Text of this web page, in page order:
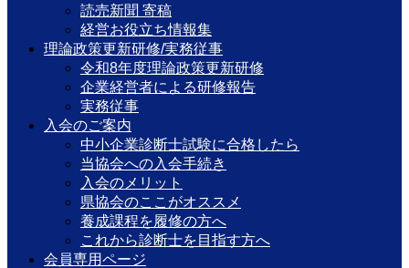
読売新聞 寄稿
経営お役立ち情報集
理論政策更新研修/実務従事
令和8年度理論政策更新研修
企業経営者による研修報告
実務従事
入会のご案内
中小企業診断士試験に合格したら
当協会への入会手続き
入会のメリット
県協会のここがオススメ
養成課程を履修の方へ
これから診断士を目指す方へ
会員専用ページ